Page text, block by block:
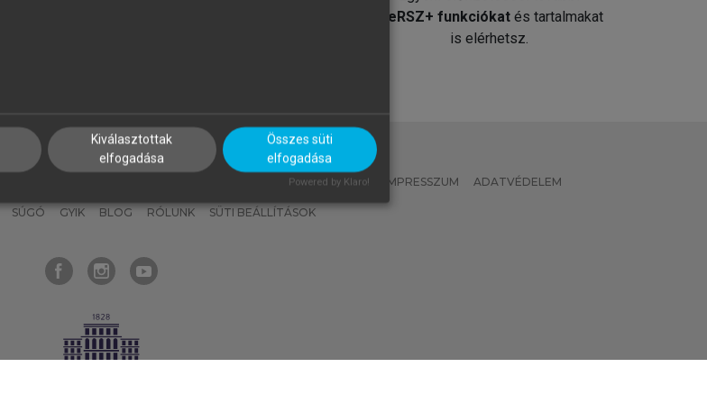
MeRSZ+ funkciókat és tartalmakat
is elérhetsz.
MI – ÁLTALÁNOS IRÁNYELVEK IMPRESSZUM ADATVÉDELEM
SÚGÓ GYIK BLOG RÓLUNK SÜTI BEÁLLÍTÁSOK
Kiválasztottak
elfogadása
Összes süti
elfogadása
Powered by Klaro!